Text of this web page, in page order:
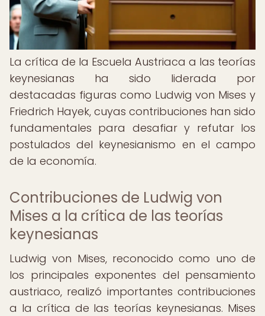
La crítica de la Escuela Austriaca a las teorías
keynesianas ha sido liderada por
destacadas figuras como Ludwig von Mises y
Friedrich Hayek, cuyas contribuciones han sido
fundamentales para desafiar y refutar los
postulados del keynesianismo en el campo
de la economía.
Contribuciones de Ludwig von
Mises a la crítica de las teorías
keynesianas
Ludwig von Mises, reconocido como uno de
los principales exponentes del pensamiento
austriaco, realizó importantes contribuciones
a la crítica de las teorías keynesianas. Mises